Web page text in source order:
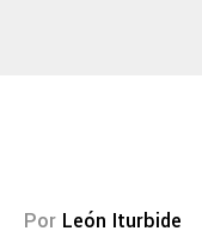
Por León Iturbide